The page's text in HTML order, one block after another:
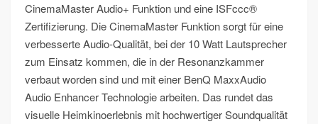
CinemaMaster Audio+ Funktion und eine ISFccc®
Zertifizierung. Die CinemaMaster Funktion sorgt für eine
verbesserte Audio-Qualität, bei der 10 Watt Lautsprecher
zum Einsatz kommen, die in der Resonanzkammer
verbaut worden sind und mit einer BenQ MaxxAudio
Audio Enhancer Technologie arbeiten. Das rundet das
visuelle Heimkinoerlebnis mit hochwertiger Soundqualität